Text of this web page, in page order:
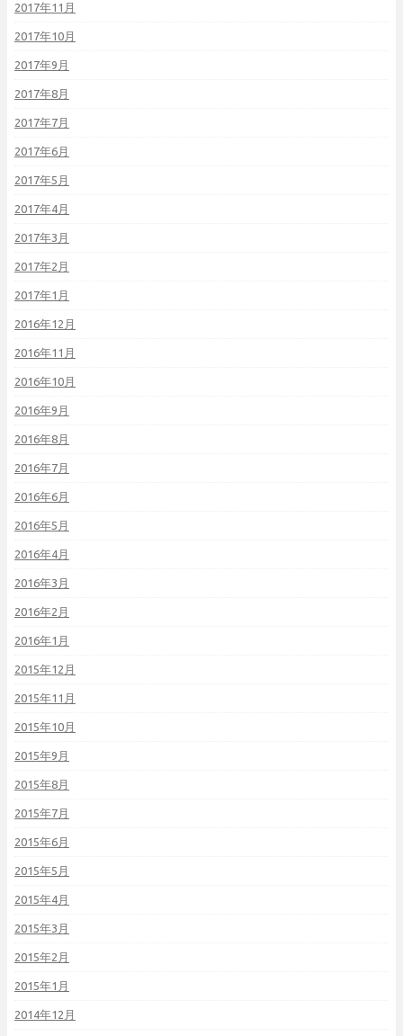
2017年11月
2017年10月
2017年9月
2017年8月
2017年7月
2017年6月
2017年5月
2017年4月
2017年3月
2017年2月
2017年1月
2016年12月
2016年11月
2016年10月
2016年9月
2016年8月
2016年7月
2016年6月
2016年5月
2016年4月
2016年3月
2016年2月
2016年1月
2015年12月
2015年11月
2015年10月
2015年9月
2015年8月
2015年7月
2015年6月
2015年5月
2015年4月
2015年3月
2015年2月
2015年1月
2014年12月